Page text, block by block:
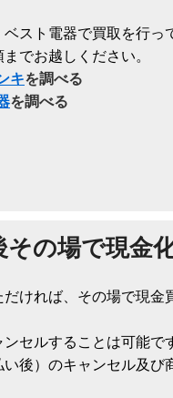
スト電器で買取を行っ
でお越しください。
キを調べる
を調べる
その場で現金
ければ、その場で現金
セルすることは可能で
後）のキャンセル及び